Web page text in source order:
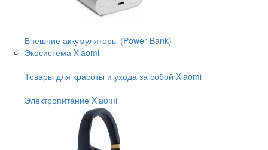
Внешние аккумуляторы (Power Bank)
Экосистема Xiaomi
Товары для красоты и ухода за собой Xiaomi
Электропитание Xiaomi